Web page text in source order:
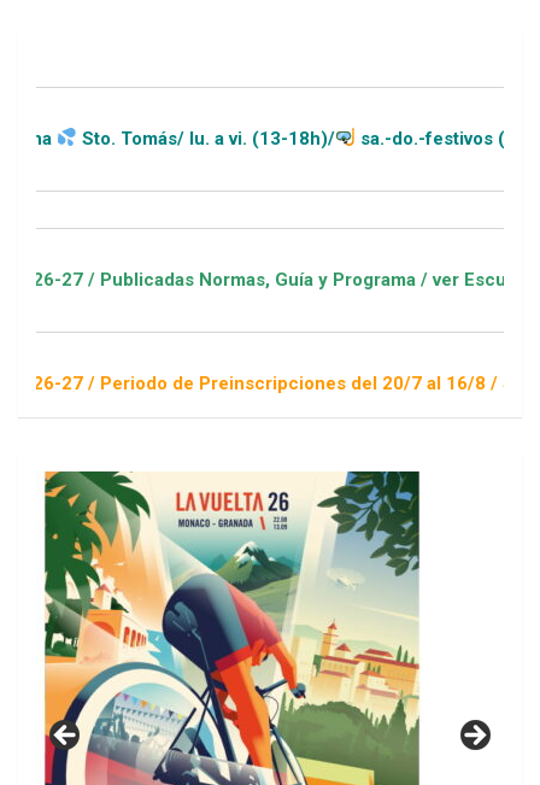
Tomás/ lu. a vi. (13-18h)/ sa.-do.-festivos (11-20h)
Normas, Guía y Programa / ver Escuelas Deportivas
de Preinscripciones del 20/7 al 16/8 / Sorteo 1 de